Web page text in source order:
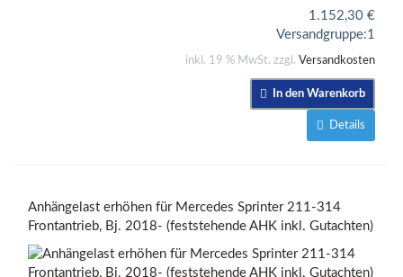
1.152,30 €
Versandgruppe:1
inkl. 19 % MwSt. zzgl. Versandkosten
In den Warenkorb
Details
Anhängelast erhöhen für Mercedes Sprinter 211-314
Frontantrieb, Bj. 2018- (feststehende AHK inkl. Gutachten)